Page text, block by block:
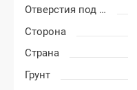
Отверстия под молдинг
Сторона
Страна
Грунт